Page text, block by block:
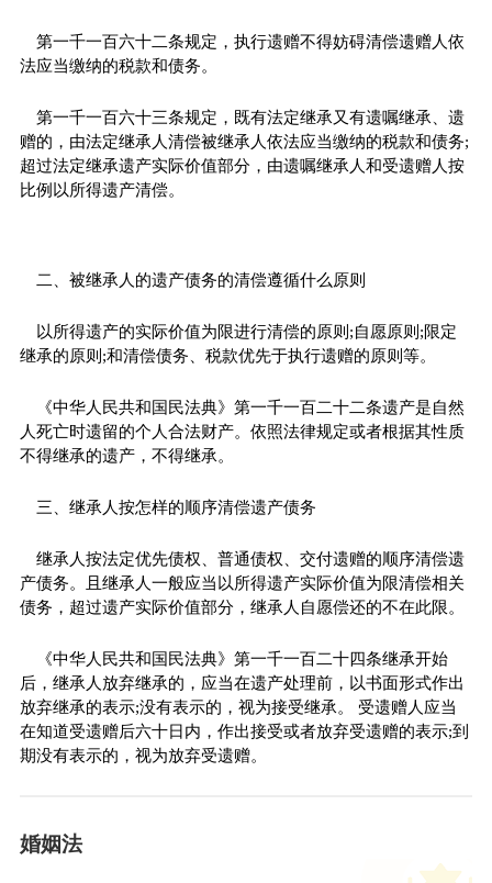
第一千一百六十二条规定，执行遗赠不得妨碍清偿遗赠人依
法应当缴纳的税款和债务。
第一千一百六十三条规定，既有法定继承又有遗嘱继承、遗
赠的，由法定继承人清偿被继承人依法应当缴纳的税款和债务;
超过法定继承遗产实际价值部分，由遗嘱继承人和受遗赠人按
比例以所得遗产清偿。
二、被继承人的遗产债务的清偿遵循什么原则
以所得遗产的实际价值为限进行清偿的原则;自愿原则;限定
继承的原则;和清偿债务、税款优先于执行遗赠的原则等。
《中华人民共和国民法典》第一千一百二十二条遗产是自然
人死亡时遗留的个人合法财产。依照法律规定或者根据其性质
不得继承的遗产，不得继承。
三、继承人按怎样的顺序清偿遗产债务
继承人按法定优先债权、普通债权、交付遗赠的顺序清偿遗
产债务。且继承人一般应当以所得遗产实际价值为限清偿相关
债务，超过遗产实际价值部分，继承人自愿偿还的不在此限。
《中华人民共和国民法典》第一千一百二十四条继承开始
后，继承人放弃继承的，应当在遗产处理前，以书面形式作出
放弃继承的表示;没有表示的，视为接受继承。 受遗赠人应当
在知道受遗赠后六十日内，作出接受或者放弃受遗赠的表示;到
期没有表示的，视为放弃受遗赠。
婚姻法